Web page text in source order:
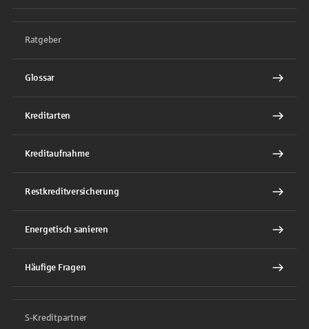
Ratgeber
Glossar
Kreditarten
Kreditaufnahme
Restkreditversicherung
Energetisch sanieren
Häufige Fragen
S-Kreditpartner